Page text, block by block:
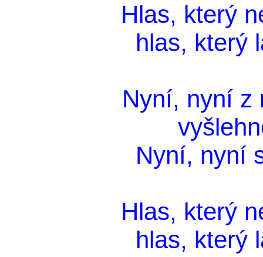
Hlas, který
hlas, který
Nyní, nyní z
Nyní, nyní
Hlas, který
hlas, který